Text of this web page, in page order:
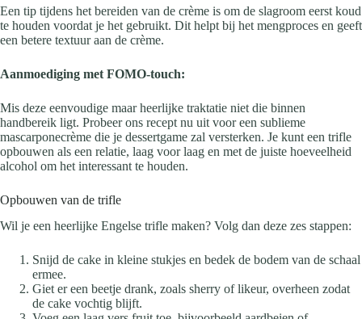
Een tip tijdens het bereiden van de crème is om de slagroom eerst koud
te houden voordat je het gebruikt. Dit helpt bij het mengproces en geeft
een betere textuur aan de crème.
Aanmoediging met FOMO-touch:
Mis deze eenvoudige maar heerlijke traktatie niet die binnen
handbereik ligt. Probeer ons recept nu uit voor een sublieme
mascarponecrème die je dessertgame zal versterken. Je kunt een trifle
opbouwen als een relatie, laag voor laag en met de juiste hoeveelheid
alcohol om het interessant te houden.
Opbouwen van de trifle
Wil je een heerlijke Engelse trifle maken? Volg dan deze zes stappen:
Snijd de cake in kleine stukjes en bedek de bodem van de schaal
ermee.
Giet er een beetje drank, zoals sherry of likeur, overheen zodat
de cake vochtig blijft.